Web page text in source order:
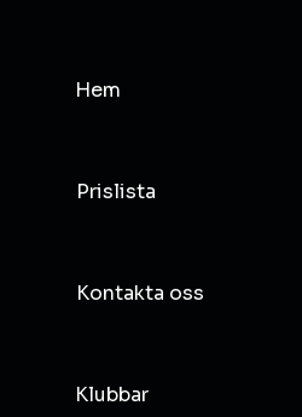
Hem
Prislista
Kontakta oss
Klubbar